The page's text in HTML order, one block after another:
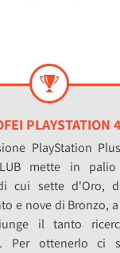
PLAYSTATION 4
PlayStation
mette in
cui sette d'Oro,
e nove di Bronzo,
il tanto
Per ottenerlo ci